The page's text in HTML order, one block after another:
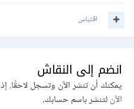
اقتباس
انضم إلى النقاش
يمكنك أن تنشر الآن وتسجل لاحقًا.
الآنلتنشر باسم حسابك.